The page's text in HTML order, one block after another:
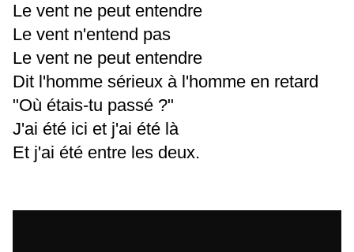
Le vent ne peut entendre
Le vent n'entend pas
Le vent ne peut entendre
Dit l'homme sérieux à l'homme en retard
"Où étais-tu passé ?"
J'ai été ici et j'ai été là
Et j'ai été entre les deux.